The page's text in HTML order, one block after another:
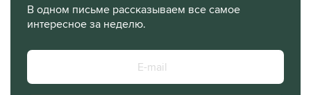
В одном письме рассказываем все самое
интересное за неделю.